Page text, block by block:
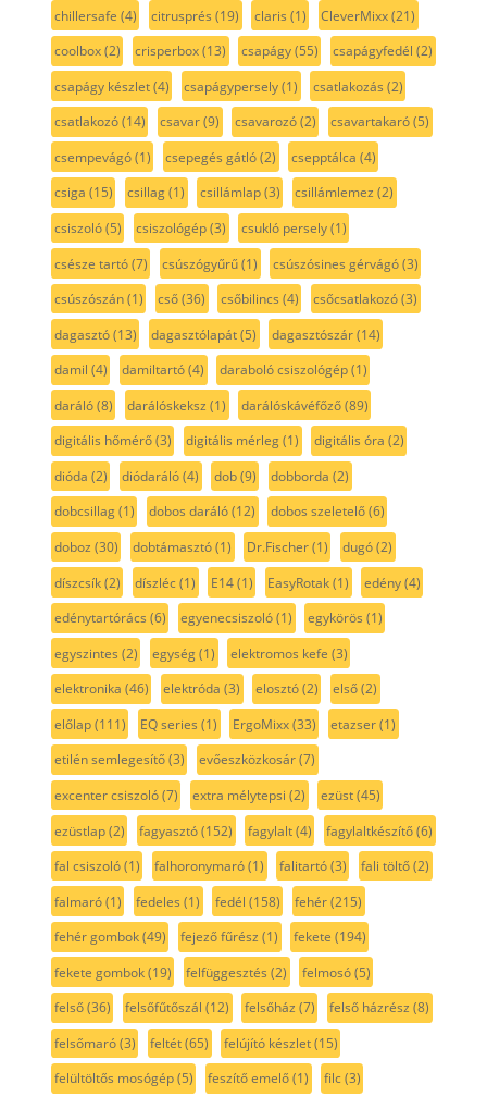
chillersafe (4) citrusprés (19) claris (1) CleverMixx(21)
coolbox(2) crisperbox(13) csapágy(55) csapágyfedél (2)
csapágy készlet(4) csapágypersely(1) csatlakozás (2)
csatlakozó(14) csavar(9) csavarozó(2) csavartakaró(5)
csempevágó(1) csepegés gátló(2) csepptálca (4)
csiga (15) csillag(1) csillámlap(3) csillámlemez (2)
csiszoló(5) csiszológép(3) csukló persely(1)
csésze tartó(7) csúszógyűrű(1) csúszósines gérvágó(3)
csúszószán(1) cső(36) csőbilincs (4) csőcsatlakozó(3)
dagasztó(13) dagasztólapát(5) dagasztószár(14)
damil (4) damiltartó(4) daraboló csiszológép(1)
daráló(8) darálóskeksz (1) darálóskávéfőző(89)
digitális hőmérő(3) digitális mérleg(1) digitális óra (2)
dióda (2) diódaráló(4) dob(9) dobborda (2)
dobcsillag(1) dobos daráló(12) dobos szeletelő(6)
doboz (30) dobtámasztó(1) Dr.Fischer(1) dugó(2)
díszcsík(2) díszléc(1) E14(1) EasyRotak(1) edény(4)
edénytartórács (6) egyenecsiszoló(1) egykörös (1)
egyszintes (2) egység(1) elektromos kefe (3)
elektronika (46) elektróda (3) elosztó(2) első(2)
előlap(111) EQ series (1) ErgoMixx(33) etazser(1)
etilén semlegesítő(3) evőeszközkosár(7)
excenter csiszoló(7) extra mélytepsi (2) ezüst(45)
ezüstlap(2) fagyasztó(152) fagylalt(4) fagylaltkészítő(6)
fal csiszoló(1) falhoronymaró(1) falitartó(3) fali töltő(2)
falmaró(1) fedeles (1) fedél (158) fehér(215)
fehér gombok(49) fejező fűrész (1) fekete (194)
fekete gombok(19) felfüggesztés (2) felmosó(5)
felső(36) felsőfűtőszál (12) felsőház (7) felső házrész (8)
felsőmaró(3) feltét(65) felújító készlet(15)
felültöltős mosógép(5) feszítő emelő(1) filc(3)